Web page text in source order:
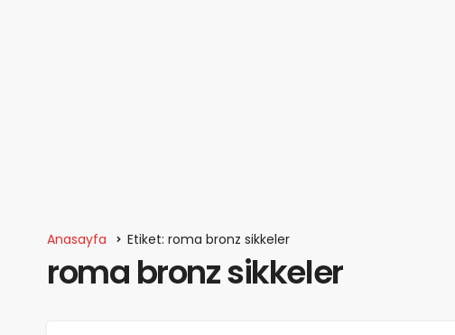
Anasayfa Etiket: roma bronz sikkeler
roma bronz sikkeler